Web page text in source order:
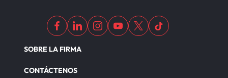
SOBRE LA FIRMA
CONTÁCTENOS